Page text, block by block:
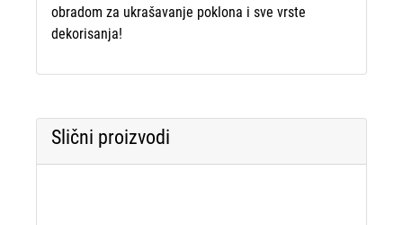
obradom za ukrašavanje poklona i sve vrste
dekorisanja!
Slični proizvodi